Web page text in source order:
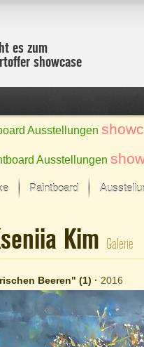
es zum
showcase
Ausstellungen
Ausstellungen
letzte Monat im Fokus
Fokus-Werke
Werke
Werke – Auswahl
neuen Werke
Paintboard
Kim Galerie
Beeren" (1) · 2016